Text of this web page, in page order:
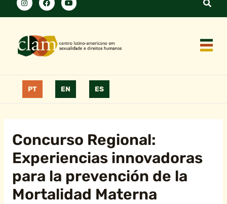
PT EN ES
Concurso Regional:
Experiencias innovadoras
para la prevención de la
Mortalidad Materna